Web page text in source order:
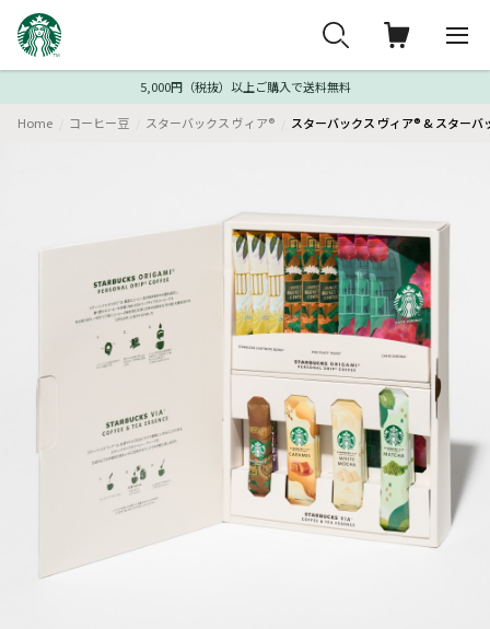
5,000円（税抜）以上ご購入で送料無料
Home コーヒー豆 スターバックス ヴィア® スターバックス ヴィア® & スター